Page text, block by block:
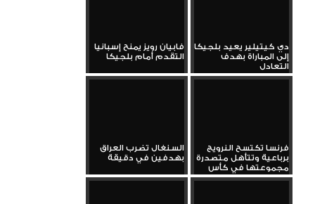
دي كيتيلير يعيد بلجيكا
إلى المباراة بهدف
التعادل
فابيان رويز يمنح إسبانيا
التقدم أمام بلجيكا
فرنسا تكتسح النرويج
برباعية وتتأهل متصدرة
مجموعتها في كأس
العالم
السنغال تضرب العراق
بهدفين في دقيقة